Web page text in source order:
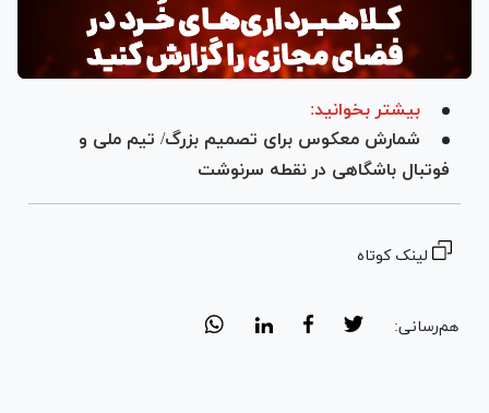
بیشتر بخوانید:
شمارش معکوس برای تصمیم بزرگ/ تیم ملی و
فوتبال باشگاهی در نقطه سرنوشت
لینک کوتاه
هم‌رسانی: